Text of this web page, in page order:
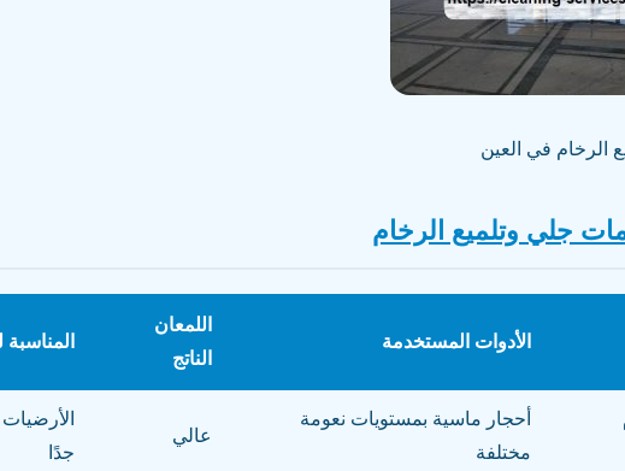
الرخام في العين
جلي وتلميع الرخام
الأدوات المستخدمة
اللمعان
الناتج
المناسبة
أحجار ماسية بمستويات نعومة
مختلفة
عالي
جدًا